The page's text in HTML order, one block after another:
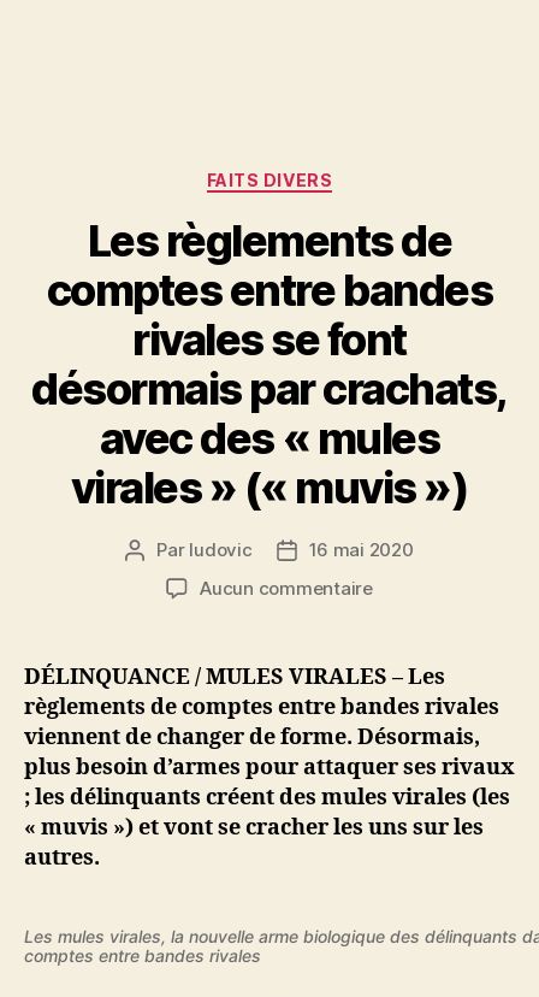
Catégories
FAITS DIVERS
Les règlements de
comptes entre bandes
rivales se font
désormais par crachats,
avec des « mules
virales » (« muvis »)
Auteur
l’article
Par ludovic
Date16 mai 2020
Aucun commentairesur
de
comptes
entre
bandes
rivales
se
font
avec
DÉLINQUANCE / MULES VIRALES – Les
règlements de comptes entre bandes rivales
viennent de changer de forme. Désormais,
plus besoin d’armes pour attaquer ses rivaux
; les délinquants créent des mules virales (les
« muvis ») et vont se cracher les uns sur les
autres.
Les mules virales, la nouvelle arme biologique des délinquants
comptes entre bandes rivales